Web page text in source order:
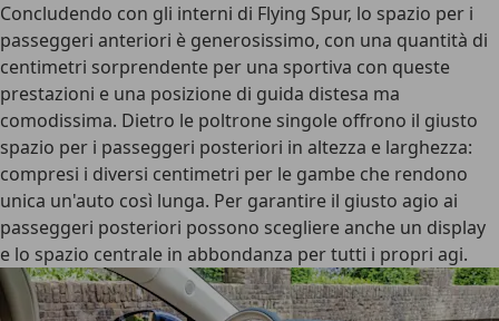
Concludendo con gli interni di Flying Spur, lo spazio per i
passeggeri anteriori è generosissimo, con una quantità di
centimetri sorprendente per una sportiva con queste
prestazioni e una posizione di guida distesa ma
comodissima. Dietro le poltrone singole offrono il giusto
spazio per i passeggeri posteriori in altezza e larghezza:
compresi i diversi centimetri per le gambe che rendono
unica un'auto così lunga. Per garantire il giusto agio ai
passeggeri posteriori possono scegliere anche un display
e lo spazio centrale in abbondanza per tutti i propri agi.